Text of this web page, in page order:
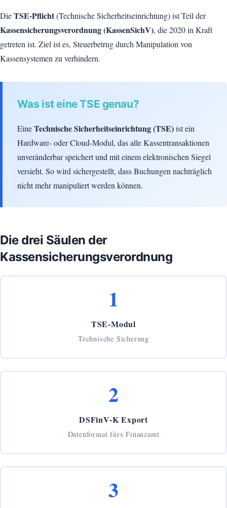
DieTSE-Pflicht(Technische Sicherheitseinrichtung) ist Teil der
Kassensicherungsverordnung (KassenSichV), die 2020 in Kraft
getreten ist. Ziel ist es, Steuerbetrug durch Manipulation von
Kassensystemen zu verhindern.
Was ist eine TSE genau?
EineTechnische Sicherheitseinrichtung (TSE)ist ein
Hardware- oder Cloud-Modul, das alle Kassentransaktionen
unveränderbar speichert und mit einem elektronischen Siegel
versieht. So wird sichergestellt, dass Buchungen nachträglich
nicht mehr manipuliert werden können.
Die drei Säulen der
Kassensicherungsverordnung
1
TSE-Modul
Technische Sicherung
2
DSFinV-K Export
Datenformat fürs Finanzamt
3